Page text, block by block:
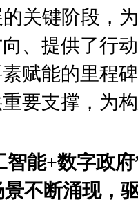
关键阶段，
、提供了行
赋能的里程
要支撑，为
智能+数字政
不断涌现，